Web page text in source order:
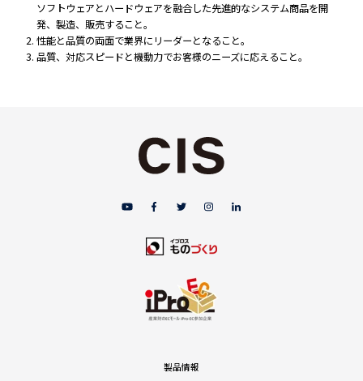
ソフトウェアとハードウェアを融合した先進的なシステム商品を開
発、製造、販売すること。
性能と品質の両面で業界にリーダーとなること。
品質、対応スピードと機動力でお客様のニーズに応えること。
製品情報